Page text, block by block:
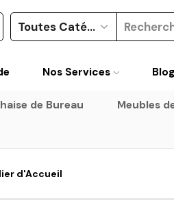
Nos Services Blog
de Bureau Meubles
d'Accueil